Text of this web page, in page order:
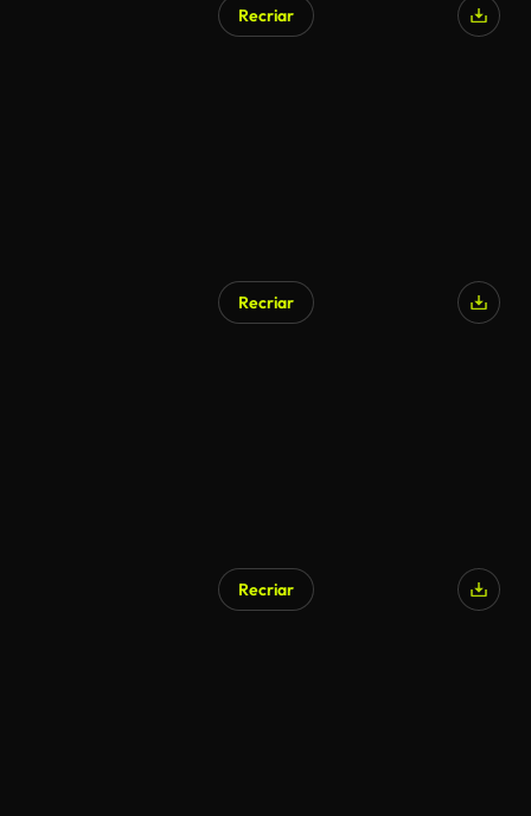
Recriar
Recriar
Recriar